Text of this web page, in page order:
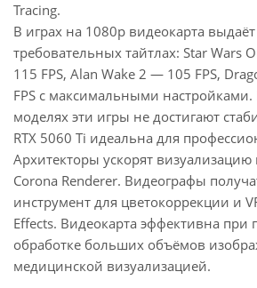
Tracing.
В играх на 1080p видеокарта выдаёт
требовательных тайтлах: Star Wars
115 FPS, Alan Wake 2 — 105 FPS,
FPS с максимальными
моделях эти игры не достигают
RTX 5060 Ti идеальна для
Архитекторы ускорят визуализацию
Corona Renderer. Видеографы
инструмент для цветокоррекции и
Effects. Видеокарта эффективна при
обработке больших объёмов
медицинской визуализацией.